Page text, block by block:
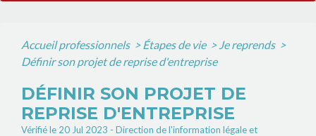
Accueil professionnels > Étapes de vie > Je reprends >
Définir son projet de reprise d'entreprise
DÉFINIR SON PROJET DE
REPRISE D'ENTREPRISE
Vérifié le 20 Jul 2023 - Direction de l'information légale et